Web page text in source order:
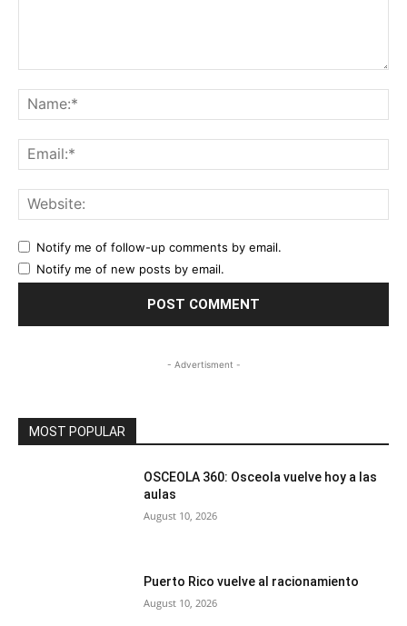
Notify me of follow-up comments by email.
Notify me of new posts by email.
- Advertisment -
MOST POPULAR
OSCEOLA 360: Osceola vuelve hoy a las
aulas
August 10, 2026
Puerto Rico vuelve al racionamiento
August 10, 2026